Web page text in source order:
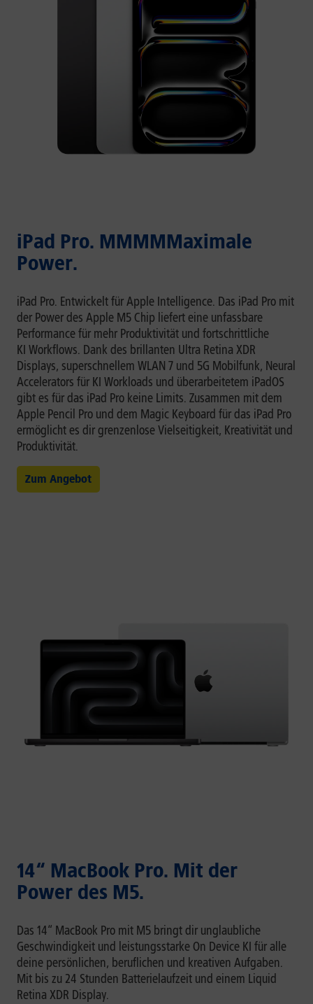
iPad Pro. MMMMMaximale
Power.
iPad Pro. Entwickelt für Apple Intelligence. Das iPad Pro mit
der Power des Apple M5 Chip liefert eine unfassbare
Performance für mehr Produktivität und fortschrittliche
KI Workflows. Dank des brillanten Ultra Retina XDR
Displays, superschnellem WLAN 7 und 5G Mobilfunk, Neural
Accelerators für KI Workloads und überarbeitetem iPadOS
gibt es für das iPad Pro keine Limits. Zusammen mit dem
Apple Pencil Pro und dem Magic Keyboard für das iPad Pro
ermöglicht es dir grenzenlose Vielseitigkeit, Kreativität und
Produktivität.
Zum Angebot
14“ MacBook Pro. Mit der
Power des M5.
Das 14“ MacBook Pro mit M5 bringt dir unglaubliche
Geschwindigkeit und leistungsstarke On Device KI für alle
deine persönlichen, beruflichen und kreativen Aufgaben.
Mit bis zu 24 Stunden Batterielaufzeit und einem Liquid
Retina XDR Display.